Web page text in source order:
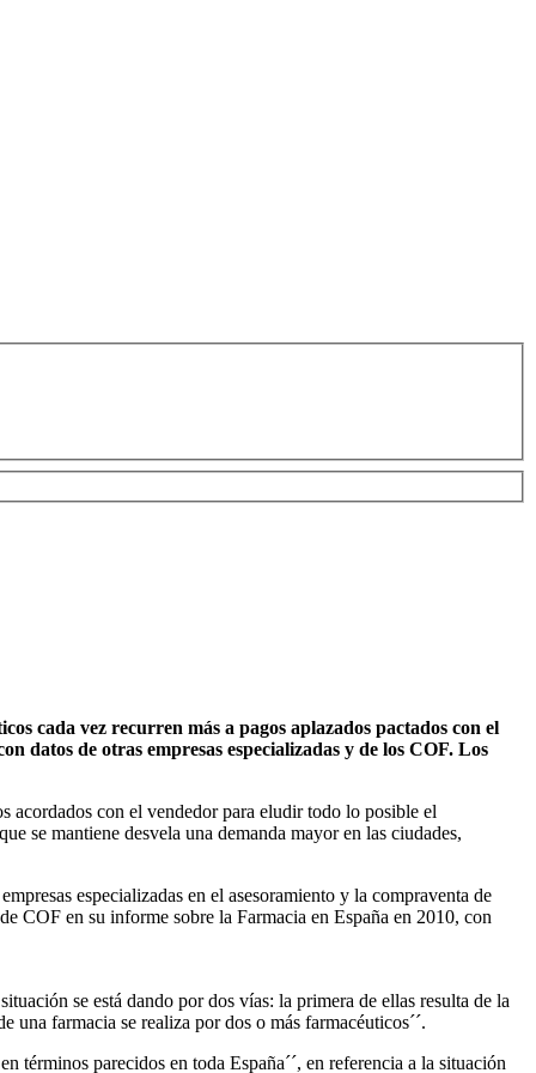
cada vez recurren más a pagos aplazados pactados con el
datos de otras empresas especializadas y de los COF. Los
acordados con el vendedor para eludir todo lo posible el
se mantiene desvela una demanda mayor en las ciudades,
especializadas en el asesoramiento y la compraventa de
COF en su informe sobre la Farmacia en España en 2010, con
se está dando por dos vías: la primera de ellas resulta de la
farmacia se realiza por dos o más farmacéuticos´´.
parecidos en toda España´´, en referencia a la situación